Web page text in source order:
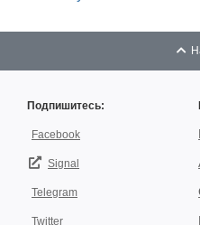
Подпишитесь:
Facebook
Signal
Telegram
Twitter